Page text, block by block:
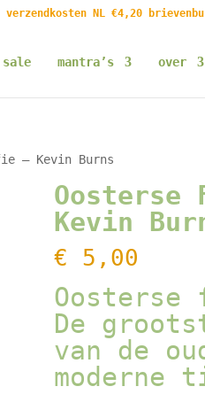
verzendkosten NL €4,20
sale mantra’s over
– Kevin Burns
Kevin
€ 5,00
De
van de
moderne